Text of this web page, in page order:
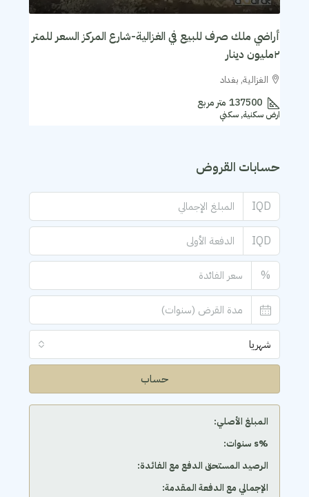
أراضي ملك صرف للبيع في الغزالية-شارع المركز السعر للمتر
٢مليون دينار
الغزالية, بغداد
137500 متر مربع
ارض سكنية, سكني
حسابات القروض
IQD
IQD
%
شهريا
حساب
المبلغ الأصلي:
‫%s سنوات:
الرصيد المستحق الدفع مع الفائدة:
الإجمالي مع الدفعة المقدمة: